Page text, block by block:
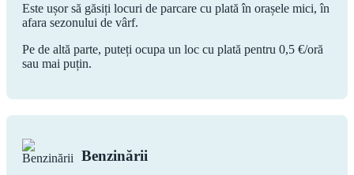
Este ușor să găsiți locuri de parcare cu plată în orașele mici, în
afara sezonului de vârf.
Pe de altă parte, puteți ocupa un loc cu plată pentru 0,5 €/oră
sau mai puțin.
Benzinării